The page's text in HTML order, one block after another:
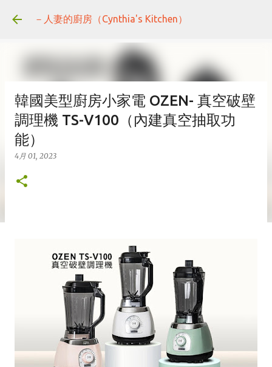
－人妻的廚房（Cynthia's Kitchen）
韓國美型廚房小家電 OZEN- 真空破壁
調理機 TS-V100（內建真空抽取功
能）
4月 01, 2023